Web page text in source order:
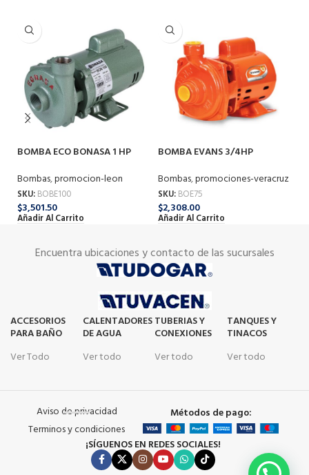
BOMBA ECO BONASA 1 HP
Bombas,promocion-leon
SKU: BOBE100
$3,501.50
Añadir Al Carrito
BOMBA EVANS 3/4HP
Bombas,promociones-veracruz
SKU: BOE75
$2,308.00
Añadir Al Carrito
Encuentra ubicaciones y contacto de las sucursales
ACCESORIOS
PARA BAÑO
Ver Todo
CALENTADORES
DE AGUA
Ver todo
TUBERIAS Y
CONEXIONES
Ver todo
TANQUES Y
TINACOS
Ver todo
Aviso de privacidad
Terminos y condiciones
Métodos de pago:
¡SÍGUENOS EN REDES SOCIALES!